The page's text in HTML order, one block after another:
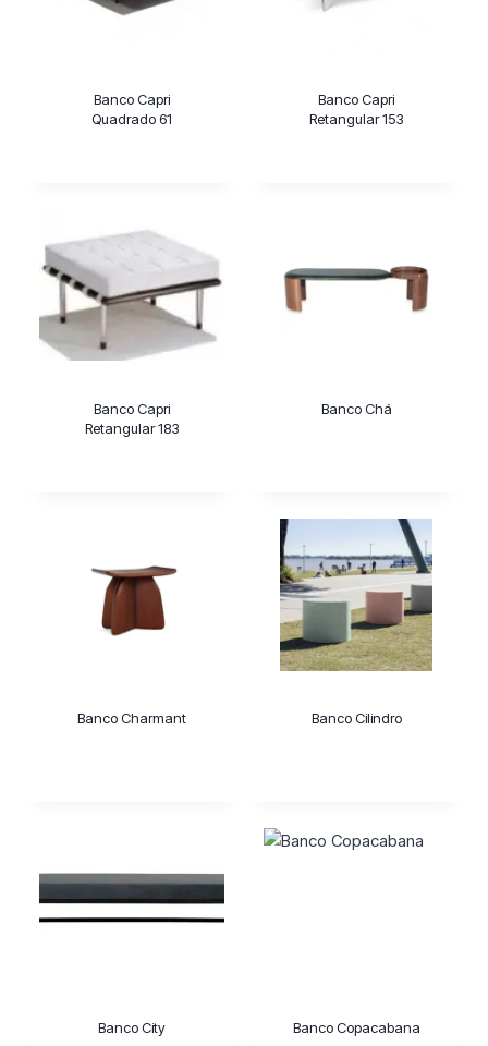
Banco Capri
Quadrado 61
Banco Capri
Retangular 153
Banco Capri
Retangular 183
Banco Chá
Banco Charmant Banco Cilindro
Banco City Banco Copacabana